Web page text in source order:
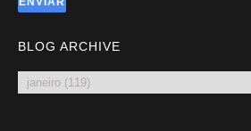
BLOG ARCHIVE